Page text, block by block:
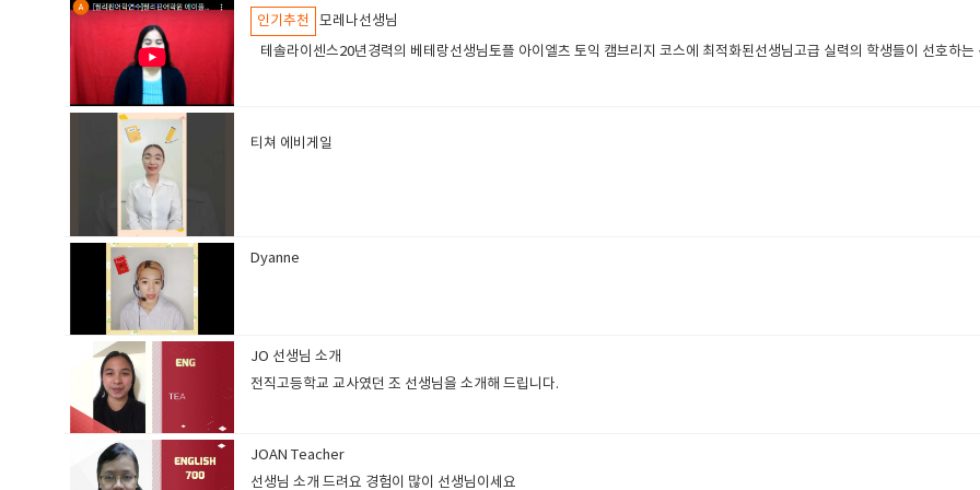
인기추천
모레나선생님
테솔라이센스20년경력의 베테랑선생님토플 아이엘츠 토익 캠브리지 코스에 최적화된선생님고급 실력의 학생들이 선호하
티쳐 에비게일
Dyanne
JO 선생님 소개
전직고등학교 교사였던 조 선생님을 소개해 드립니다.
JOAN Teacher